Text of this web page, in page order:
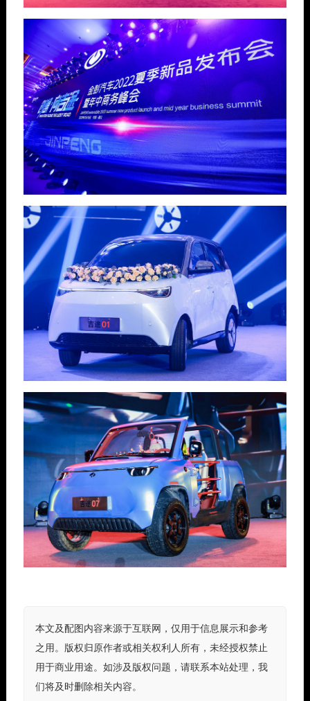
本文及配图内容来源于互联网，仅用于信息展示和参考
之用。版权归原作者或相关权利人所有，未经授权禁止
用于商业用途。如涉及版权问题，请联系本站处理，我
们将及时删除相关内容。